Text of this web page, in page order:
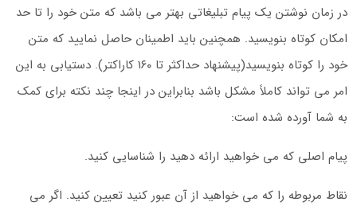
در زمان نوشتن یک پیام تبلیغاتی بهتر می باشد که متن خود را تا حد
امکان کوتاه بنویسید. همچنین باید اطمینان حاصل نمایید که متن
خود را کوتاه بنویسید(پیشنهاد حداکثر تا ۱۶۰ کاراکتر). دستیابی به این
امر می تواند کاملاً مشکل باشد بنابراین در اینجا چند نکته برای کمک
به شما آورده شده است:
پیام اصلی که می خواهید ارائه دهید را شناسایی کنید.
نقاط مربوطه را که می خواهید از آن عبور کنید تعیین کنید. اگر می